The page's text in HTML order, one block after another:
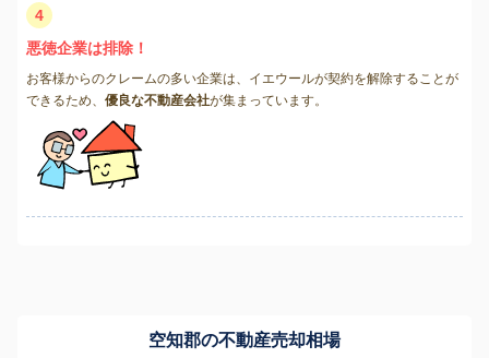
4
悪徳企業は排除！
お客様からのクレームの多い企業は、イエウールが契約を解除することが
できるため、 優良な不動産会社が集まっています。
空知郡の不動産売却相場